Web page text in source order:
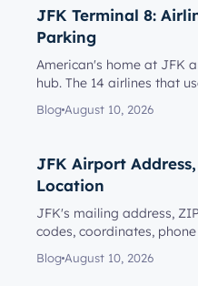
JFK Terminal 8:
Parking
American's home at JFK
hub. The 14 airlines that
and who can...
Blog August 10, 2026
JFK Airport
Location
JFK's mailing address,
codes, coordinates,
in a navigation...
Blog August 10, 2026